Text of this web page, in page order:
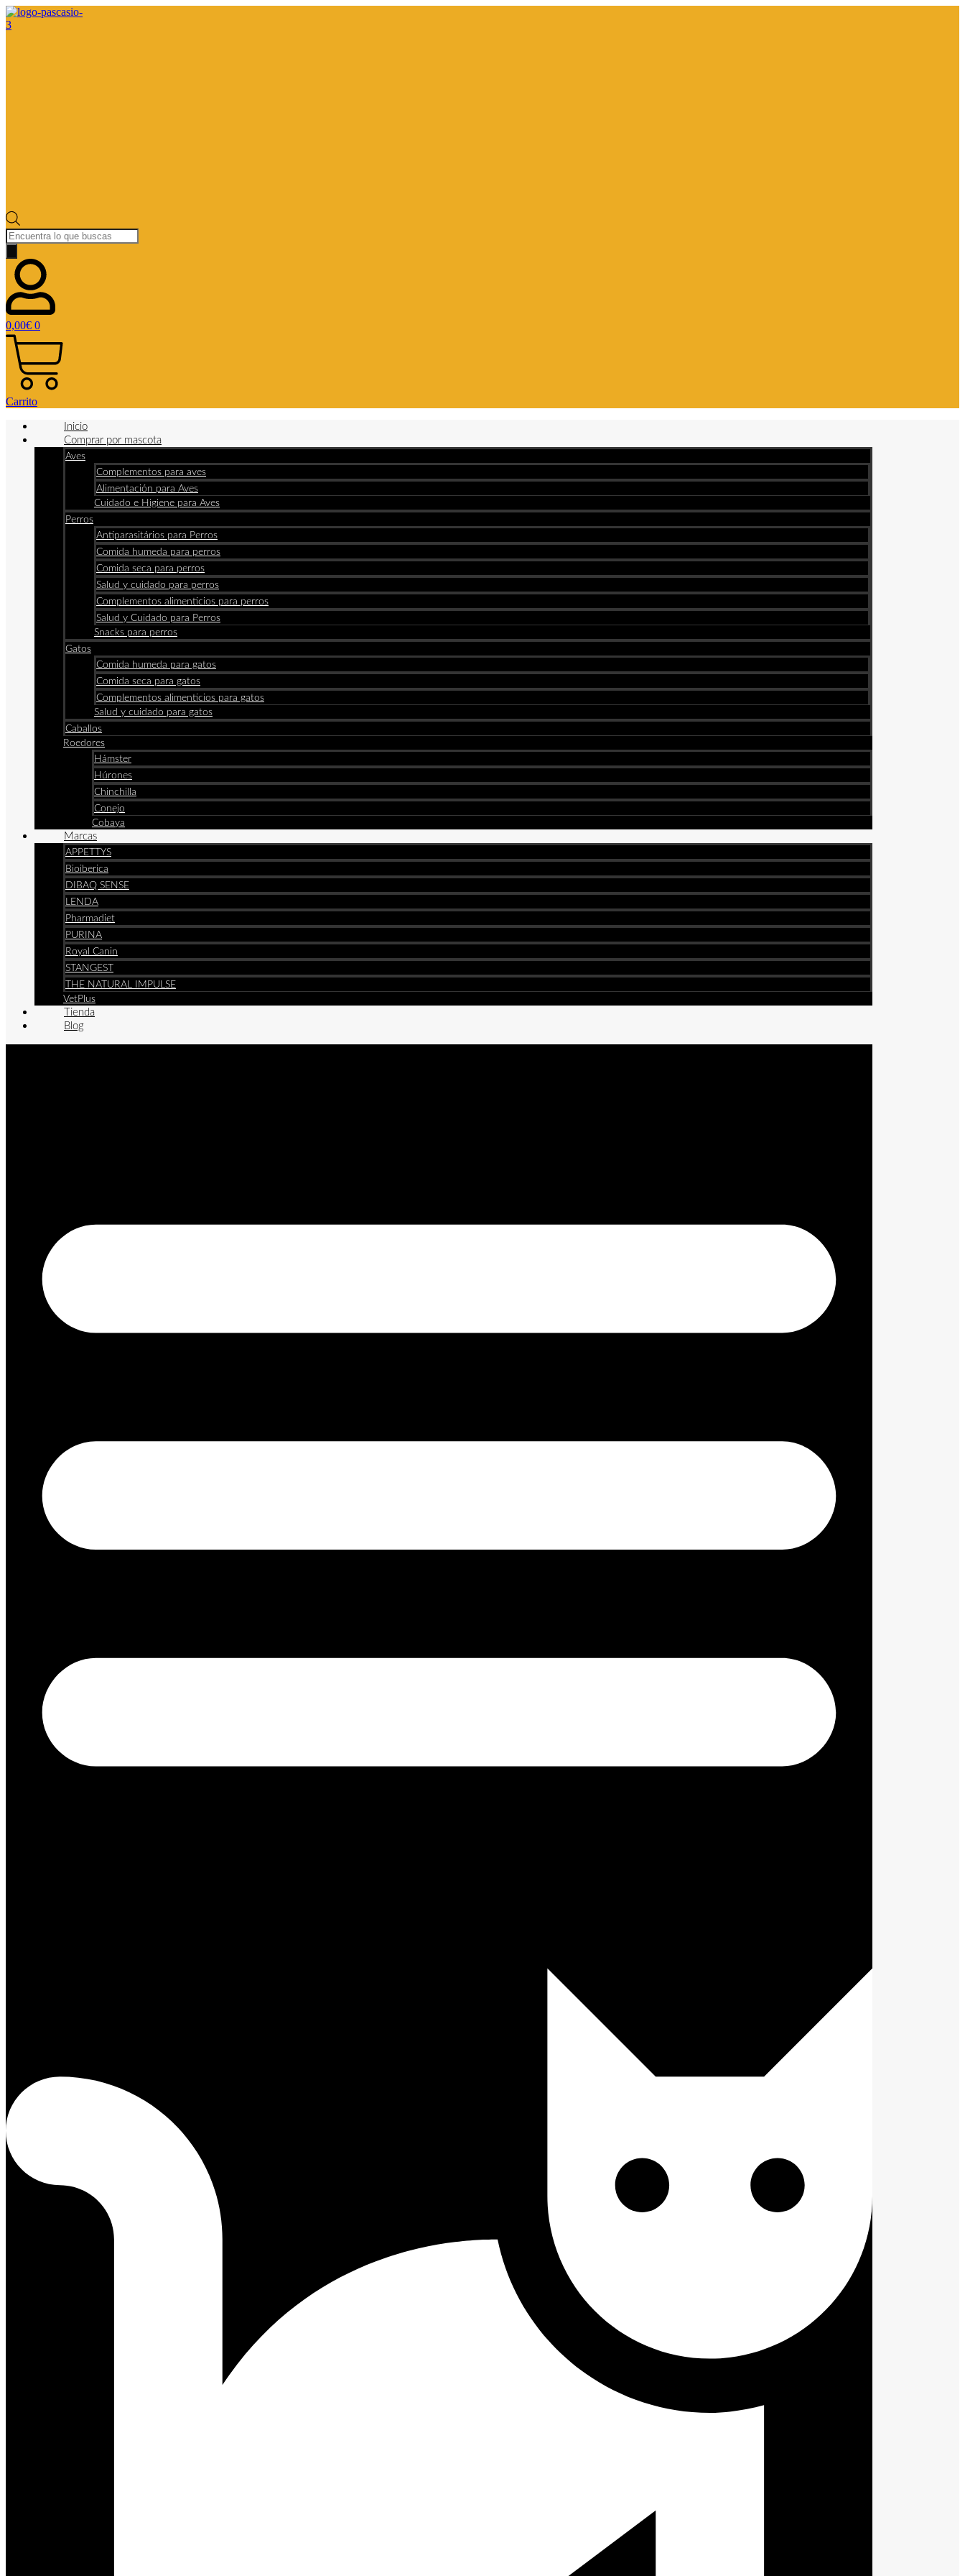
Búsqueda
de
productos
0,00€ 0
Carrito
Inicio
Comprar por mascota
Aves
Complementos para aves
Alimentación para Aves
Cuidado e Higiene para Aves
Perros
Antiparasitários para Perros
Comida humeda para perros
Comida seca para perros
Salud y cuidado para perros
Complementos alimenticios para perros
Salud y Cuidado para Perros
Snacks para perros
Gatos
Comida humeda para gatos
Comida seca para gatos
Complementos alimenticios para gatos
Salud y cuidado para gatos
Caballos
Roedores
Hámster
Húrones
Chinchilla
Conejo
Cobaya
Marcas
APPETTYS
Bioiberica
DIBAQ SENSE
LENDA
Pharmadiet
PURINA
Royal Canin
STANGEST
THE NATURAL IMPULSE
VetPlus
Tienda
Blog